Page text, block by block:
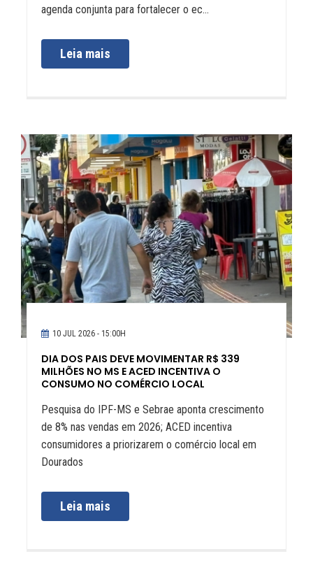
agenda conjunta para fortalecer o ec...
Leia mais
10 JUL 2026 - 15:00H
DIA DOS PAIS DEVE MOVIMENTAR R$ 339
MILHÕES NO MS E ACED INCENTIVA O
CONSUMO NO COMÉRCIO LOCAL
Pesquisa do IPF-MS e Sebrae aponta crescimento
de 8% nas vendas em 2026; ACED incentiva
consumidores a priorizarem o comércio local em
Dourados
Leia mais